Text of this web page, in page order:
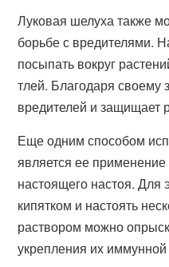
Луковая шелуха также
борьбе с вредителями.
посыпать вокруг
тлей. Благодаря своему
вредителей и защищает
Еще одним способом
является ее
настоящего настоя. Для
кипятком и настоять
раствором можно
укрепления их